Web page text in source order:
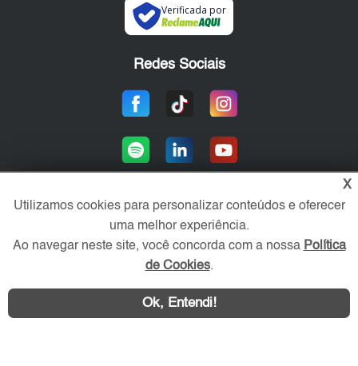
Verificada por
Redes Sociais
Área exclusiva aos anunciantes,
acesse sua conta:
X
Utilizamos cookies para personalizar conteúdos e oferecer
uma melhor experiência.
Ao navegar neste site, você concorda com a nossa Política
de Cookies.
Ok, Entendi!